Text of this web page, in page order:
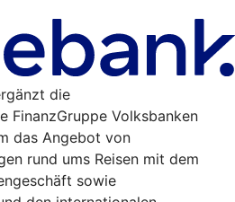
die
FinanzGruppe Volksbanken
das Angebot von
rund ums Reisen mit dem
sowie